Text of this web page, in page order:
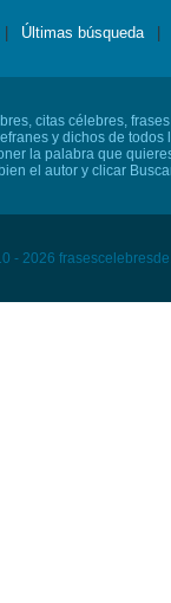
Últimas búsqueda
citas célebres,
y dichos de todos
la palabra que
el autor y clicar
- 2026